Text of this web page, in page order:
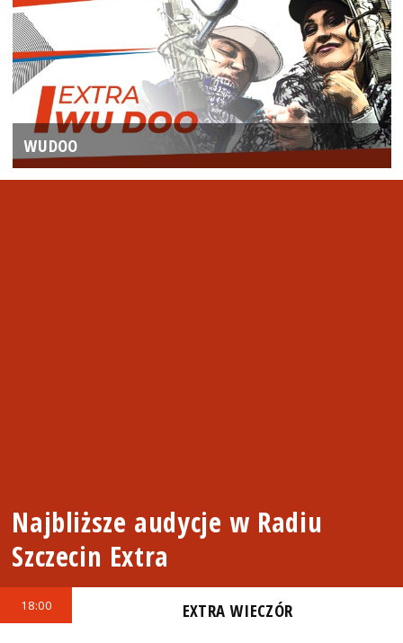
WUDOO
Najbliższe audycje w Radiu
Szczecin Extra
18:00 EXTRA WIECZÓR